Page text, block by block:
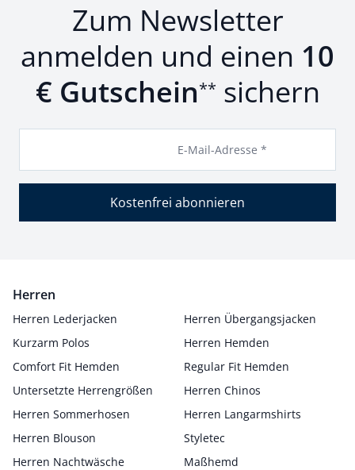
Zum Newsletter
anmelden und einen 10
€ Gutschein** sichern
E-Mail-Adresse *
Kostenfrei abonnieren
Herren
Herren Lederjacken
Herren Übergangsjacken
Kurzarm Polos
Herren Hemden
Comfort Fit Hemden
Regular Fit Hemden
Untersetzte Herrengrößen
Herren Chinos
Herren Sommerhosen
Herren Langarmshirts
Herren Blouson
Styletec
Herren Nachtwäsche
Maßhemd